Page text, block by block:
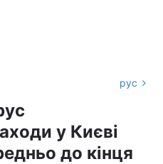
рус
у Києві
до кінця